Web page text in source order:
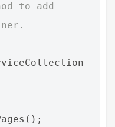
to add
();